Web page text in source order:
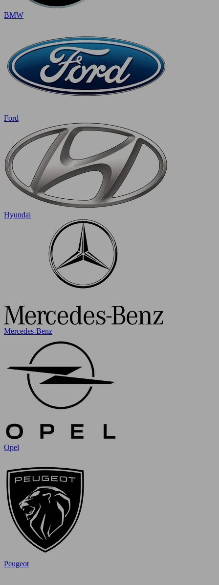
BMW
Ford
Hyundai
Mercedes-Benz
Opel
Peugeot